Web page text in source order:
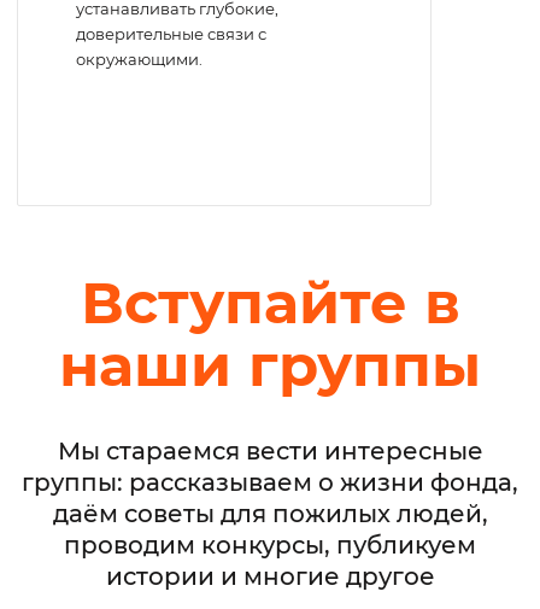
устанавливать глубокие,
доверительные связи с
окружающими.
Вступайте в
наши группы
Мы стараемся вести интересные
группы: рассказываем о жизни фонда,
даём советы для пожилых людей,
проводим конкурсы, публикуем
истории и многие другое